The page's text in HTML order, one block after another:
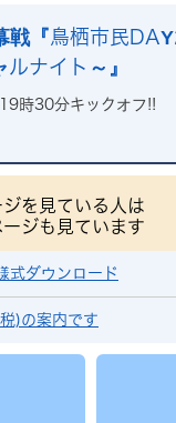
戦『鳥栖市民
ナイト～』
時30分キックオフ!!
ジを見ている人は
ージも見ています
式ダウンロード
)の案内です